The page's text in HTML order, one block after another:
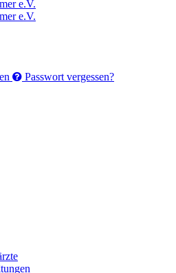
Passwort vergessen?